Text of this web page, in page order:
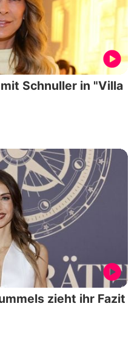
Schnuller in "Villa
zieht ihr Fazit